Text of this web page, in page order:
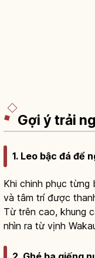
Gợi ý trải
1. Leo bậc đá để
Khi chinh phục từng
và tâm trí được
Từ trên cao, khung
nhìn ra từ vịnh